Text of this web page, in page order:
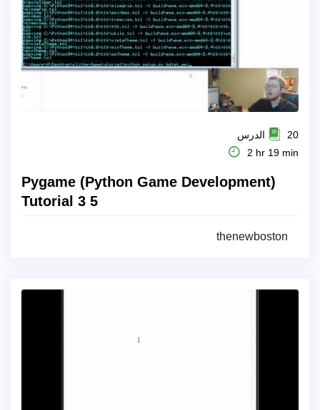
20 الدرس
2 hr 19 min
Pygame (Python Game Development)
Tutorial 3 5
thenewboston